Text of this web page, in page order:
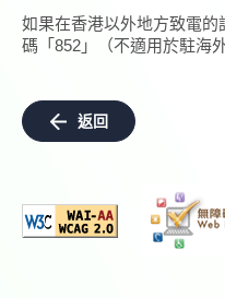
如果在香港以外地方致電
碼「852」（不適用於駐海
返回